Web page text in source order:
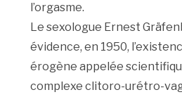
l’orgasme.
Le sexologue Ernest
évidence, en 1950,
érogène appelée
complexe clitoro-urétro-